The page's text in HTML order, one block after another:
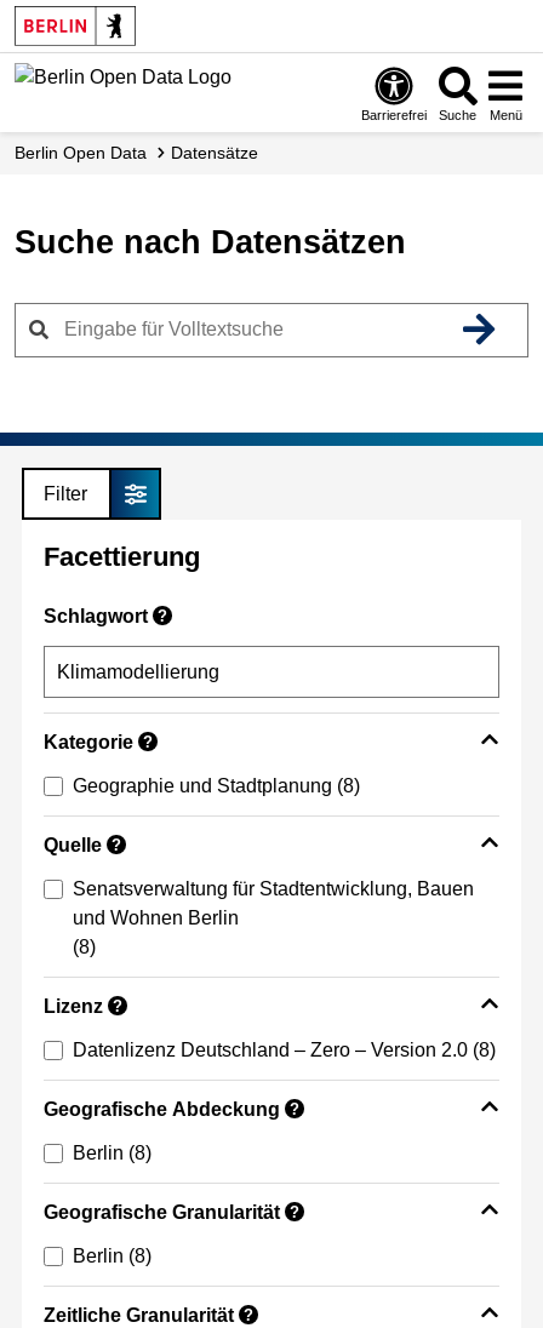
Skip
to
main
Barrierefrei Suche Menü
Berlin Open Data Datensätze
Suche nach Datensätzen
Filter
Facettierung
Schlagwort ?
Kategorie ?
Geographie und Stadtplanung (8)
Quelle ?
Senatsverwaltung für Stadtentwicklung, Bauen
und Wohnen Berlin
(8)
Lizenz ?
Datenlizenz Deutschland – Zero – Version 2.0 (8)
Geografische Abdeckung ?
Berlin (8)
Geografische Granularität ?
Berlin (8)
Zeitliche Granularität ?